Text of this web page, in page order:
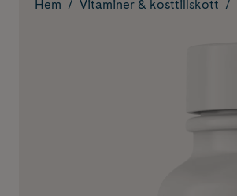
Hem Vitaminer & kosttillskott